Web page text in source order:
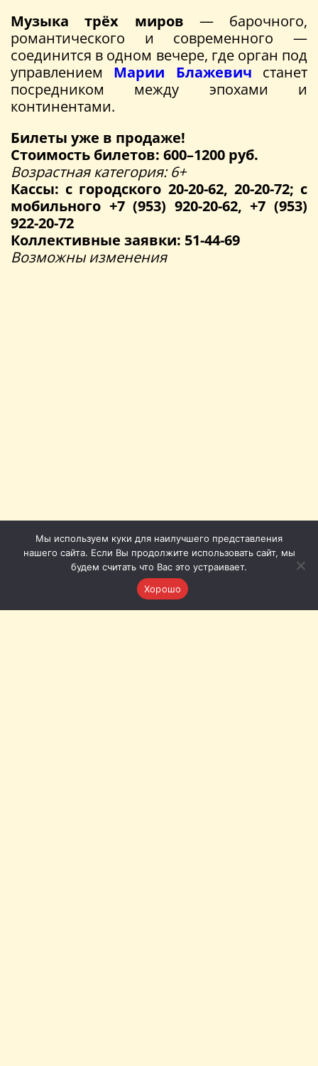
Музыка трёх миров — барочного,
романтического и современного —
соединится в одном вечере, где орган под
управлением Марии Блажевич станет
посредником между эпохами и
континентами.
Билеты уже в продаже!
Стоимость билетов: 600–1200 руб.
Возрастная категория: 6+
Кассы: с городского 20-20-62, 20-20-72; с
мобильного +7 (953) 920-20-62, +7 (953)
922-20-72
Коллективные заявки: 51-44-69
Возможны изменения
Мы используем куки для наилучшего представления
нашего сайта. Если Вы продолжите использовать сайт, мы
будем считать что Вас это устраивает.
Хорошо